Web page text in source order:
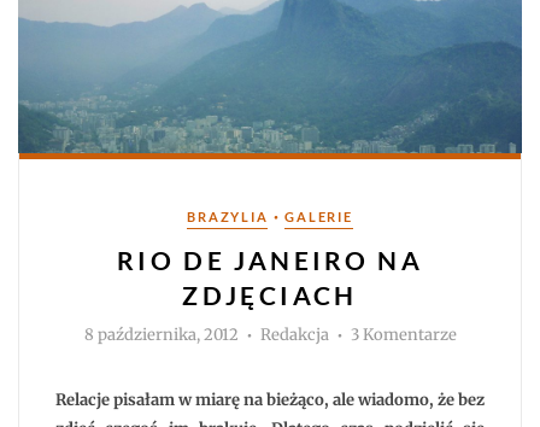
Kategorie
BRAZYLIA • GALERIE
RIO DE JANEIRO NA
ZDJĘCIACH
8 października, 2012 Autor
Redakcja 3 Komentarzedo
na
zdjęciach
Relacje pisałam w miarę na bieżąco, ale wiadomo, że bez